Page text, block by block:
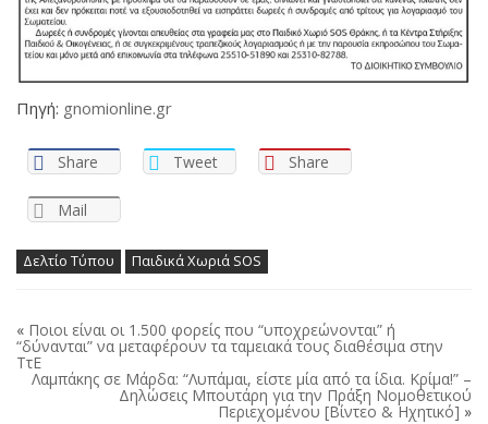
Πηγή: gnomionline.gr
Share Tweet Share
Mail
Δελτίο Τύπου Παιδικά Χωριά SOS
« Ποιοι είναι οι 1.500 φορείς που “υποχρεώνονται” ή
“δύνανται” να μεταφέρουν τα ταμειακά τους διαθέσιμα στην
ΤτΕ
Λαμπάκης σε Μάρδα: “Λυπάμαι, είστε μία από τα ίδια. Κρίμα!” –
Δηλώσεις Μπουτάρη για την Πράξη Νομοθετικού
Περιεχομένου [Βίντεο & Ηχητικό] »